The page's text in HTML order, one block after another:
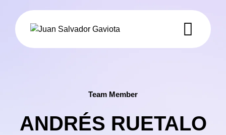
Team Member
ANDRÉS RUETALO